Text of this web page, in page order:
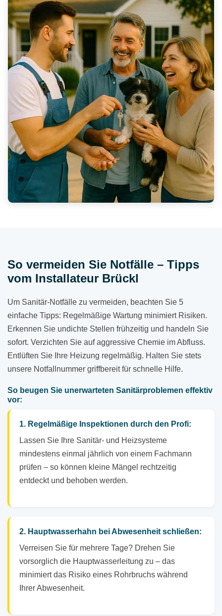
So vermeiden Sie Notfälle – Tipps
vom Installateur Brückl
Um Sanitär-Notfälle zu vermeiden, beachten Sie 5
einfache Tipps: Regelmäßige Wartung minimiert Risiken.
Erkennen Sie undichte Stellen frühzeitig und handeln Sie
sofort. Verzichten Sie auf aggressive Chemie im Abfluss.
Entlüften Sie Ihre Heizung regelmäßig. Halten Sie stets
unsere Notfallnummer griffbereit für schnelle Hilfe.
So beugen Sie unerwarteten Sanitärproblemen effektiv
vor:
1. Regelmäßige Inspektionen durch den Profi:
Lassen Sie Ihre Sanitär- und Heizsysteme
mindestens einmal jährlich von einem Fachmann
prüfen – so können kleine Mängel rechtzeitig
entdeckt und behoben werden.
2. Hauptwasserhahn bei Abwesenheit schließen:
Verreisen Sie für mehrere Tage? Drehen Sie
vorsorglich die Hauptwasserleitung zu – das
minimiert das Risiko eines Rohrbruchs während
Ihrer Abwesenheit.